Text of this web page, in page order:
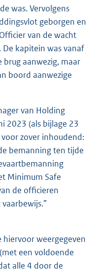
was. Vervolgens
geborgen en
van de wacht
De kapitein was vanaf
aanwezig, maar
boord aanwezige
van Holding
2023 (als bijlage 23
zover inhoudend:
bemanning ten tijde
Minimum Safe
de officieren
weergegeven
een voldoende
alle 4 door de